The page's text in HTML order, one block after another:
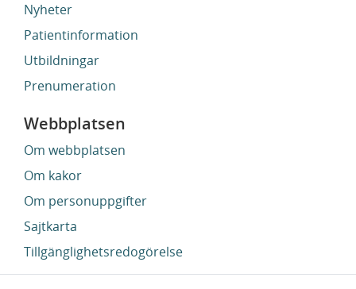
Nyheter
Patientinformation
Utbildningar
Prenumeration
Webbplatsen
Om webbplatsen
Om kakor
Om personuppgifter
Sajtkarta
Tillgänglighetsredogörelse